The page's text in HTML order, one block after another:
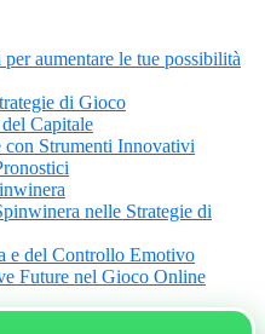
aumentare le tue possibilità
di Gioco
Capitale
Strumenti Innovativi
nelle Strategie di
e del Controllo Emotivo
Future nel Gioco Online